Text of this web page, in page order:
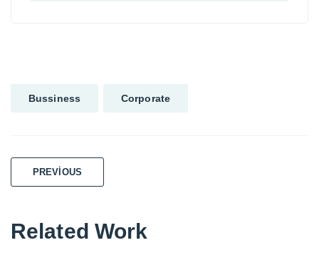
Bussiness Corporate
Yazı
PREVIOUS
Related Work